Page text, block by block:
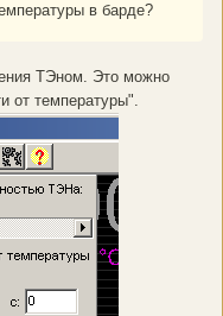
в барде?
ТЭном. Это можно
от температуры".